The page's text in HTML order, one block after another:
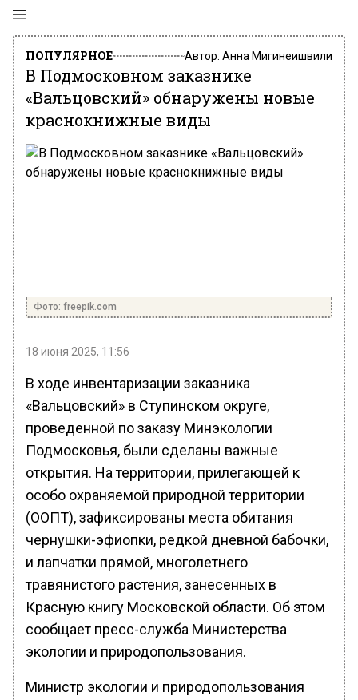
ПОПУЛЯРНОЕ Автор: Анна Мигинеишвили
В Подмосковном заказнике
«Вальцовский» обнаружены новые
краснокнижные виды
Фото: freepik.com
18 июня 2025, 11:56
В ходе инвентаризации заказника
«Вальцовский» в Ступинском округе,
проведенной по заказу Минэкологии
Подмосковья, были сделаны важные
открытия. На территории, прилегающей к
особо охраняемой природной территории
(ООПТ), зафиксированы места обитания
чернушки-эфиопки, редкой дневной бабочки,
и лапчатки прямой, многолетнего
травянистого растения, занесенных в
Красную книгу Московской области. Об этом
сообщает пресс-служба Министерства
экологии и природопользования.
Министр экологии и природопользования